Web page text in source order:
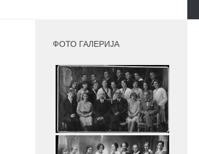
ФОТО ГАЛЕРИЈА